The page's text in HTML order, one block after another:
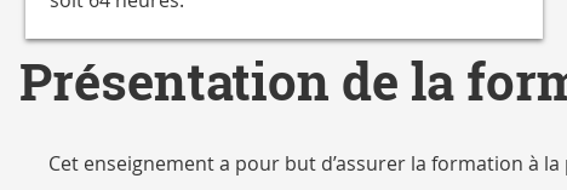
Présentation de la
Cet enseignement a pour but d’assurer la formation à